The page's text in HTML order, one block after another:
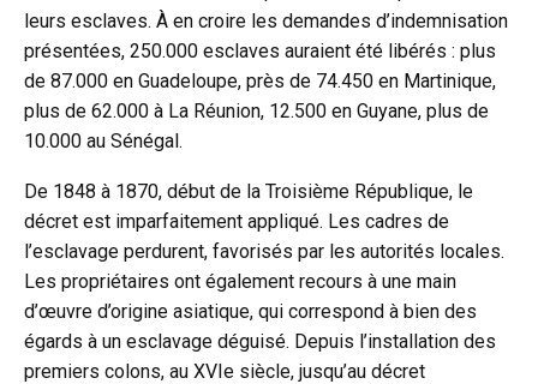
leurs esclaves. À en croire les demandes d’indemnisation
présentées, 250.000 esclaves auraient été libérés : plus
de 87.000 en Guadeloupe, près de 74.450 en Martinique,
plus de 62.000 à La Réunion, 12.500 en Guyane, plus de
10.000 au Sénégal.
De 1848 à 1870, début de la Troisième République, le
décret est imparfaitement appliqué. Les cadres de
l’esclavage perdurent, favorisés par les autorités locales.
Les propriétaires ont également recours à une main
d’œuvre d’origine asiatique, qui correspond à bien des
égards à un esclavage déguisé. Depuis l’installation des
premiers colons, au XVIe siècle, jusqu’au décret